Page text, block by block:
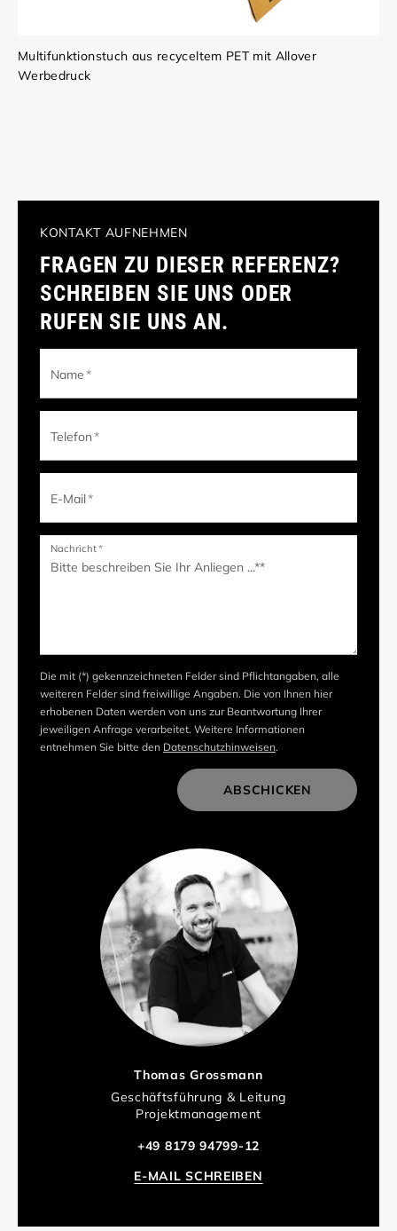
Multifunktionstuch aus recyceltem PET mit Allover
Werbedruck
Thomas Grossmann
Geschäftsführung & Leitung
Projektmanagement
+49 8179 94799-12
E-MAIL SCHREIBEN
KONTAKT AUFNEHMEN
FRAGEN ZU DIESER REFERENZ?
SCHREIBEN SIE UNS ODER
RUFEN SIE UNS AN.
Name*
Telefon*
E-Mail*
Nachricht*
Die mit (*) gekennzeichneten Felder sind Pflichtangaben, alle
weiteren Felder sind freiwillige Angaben. Die von Ihnen hier
erhobenen Daten werden von uns zur Beantwortung Ihrer
jeweiligen Anfrage verarbeitet. Weitere Informationen
entnehmen Sie bitte den Datenschutzhinweisen.
ABSCHICKEN